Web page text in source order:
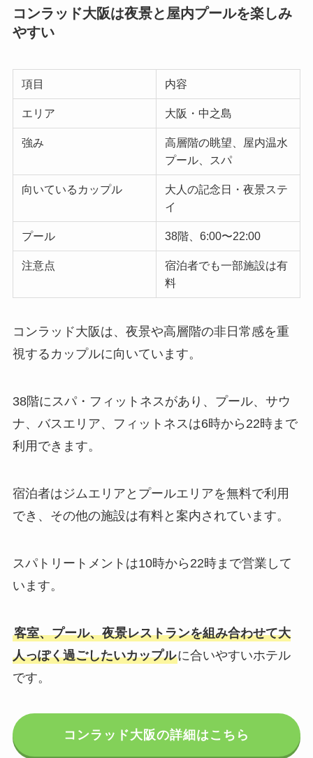
コンラッド大阪は夜景と屋内プールを楽しみ
やすい
項目 内容
エリア 大阪・中之島
強み
高層階の眺望、屋内温水
プール、スパ
向いているカップル
大人の記念日・夜景ステ
イ
プール 38階、6:00〜22:00
注意点
宿泊者でも一部施設は有
料
コンラッド大阪は、夜景や高層階の非日常感を重
視するカップルに向いています。
38階にスパ・フィットネスがあり、プール、サウ
ナ、バスエリア、フィットネスは6時から22時まで
利用できます。
宿泊者はジムエリアとプールエリアを無料で利用
でき、その他の施設は有料と案内されています。
スパトリートメントは10時から22時まで営業して
います。
客室、プール、夜景レストランを組み合わせて大
人っぽく過ごしたいカップルに合いやすいホテル
です。
コンラッド大阪の詳細はこちら